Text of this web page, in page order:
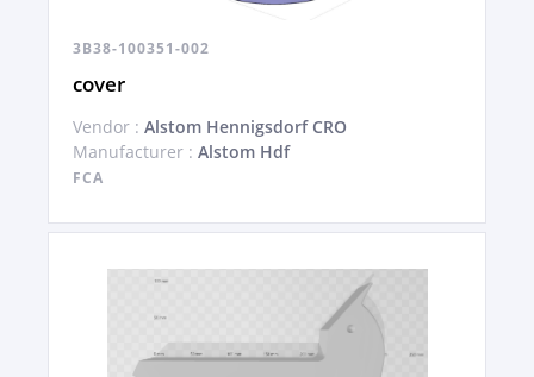
3B38-100351-002
cover
Vendor : Alstom Hennigsdorf CRO
Manufacturer : Alstom Hdf
FCA